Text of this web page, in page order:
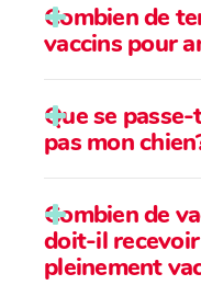
Combien de
vaccins pour
Que se
pas mon
Combien de
doit-il
pleinement